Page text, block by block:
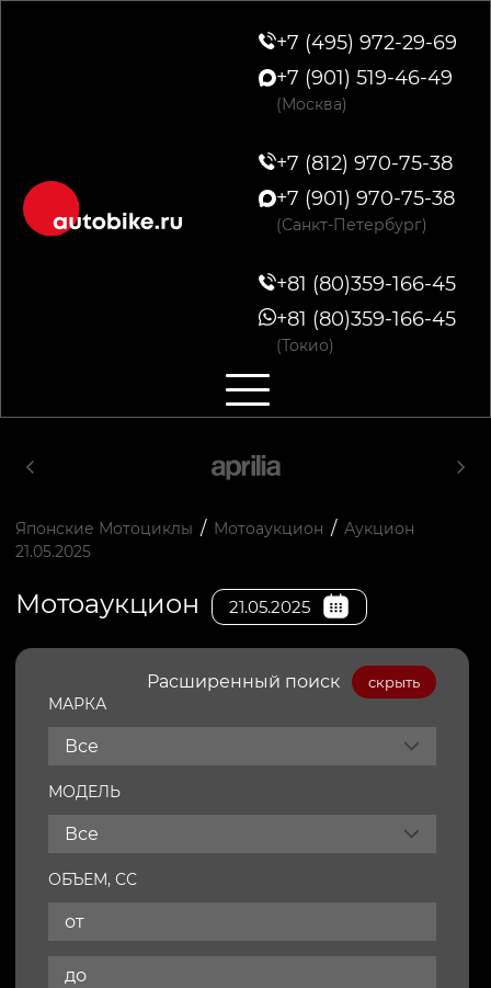
+7 (495) 972-29-69
+7 (901) 519-46-49
(Москва)
+7 (812) 970-75-38
+7 (901) 970-75-38
(Санкт-Петербург)
+81 (80)359-166-45
+81 (80)359-166-45
(Токио)
Японские Мотоциклы / Мотоаукцион / Аукцион
21.05.2025
Мотоаукцион 21.05.2025
Расширенный поиск скрыть
МАРКА
Все
МОДЕЛЬ
Все
ОБЪЕМ, СС